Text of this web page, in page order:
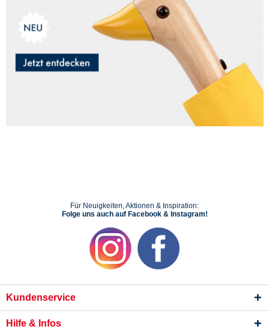
Für Neuigkeiten, Aktionen & Inspiration:
Folge uns auch auf Facebook & Instagram!
Kundenservice
Hilfe & Infos